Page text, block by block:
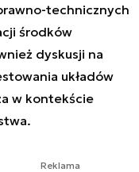
technicznych
środków
dyskusji na
układów
w kontekście
Reklama